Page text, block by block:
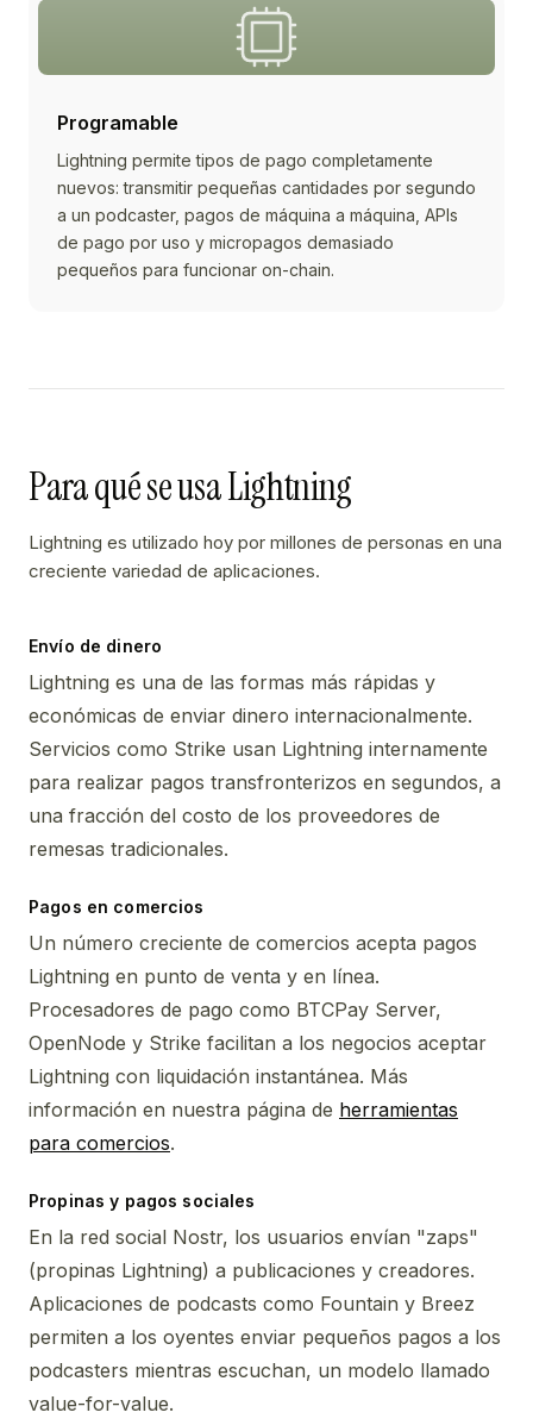
Programable
Lightning permite tipos de pago completamente
nuevos: transmitir pequeñas cantidades por segundo
a un podcaster, pagos de máquina a máquina, APIs
de pago por uso y micropagos demasiado
pequeños para funcionar on-chain.
Para qué se usa Lightning
Lightning es utilizado hoy por millones de personas en una
creciente variedad de aplicaciones.
Envío de dinero
Lightning es una de las formas más rápidas y
económicas de enviar dinero internacionalmente.
Servicios como Strike usan Lightning internamente
para realizar pagos transfronterizos en segundos, a
una fracción del costo de los proveedores de
remesas tradicionales.
Pagos en comercios
Un número creciente de comercios acepta pagos
Lightning en punto de venta y en línea.
Procesadores de pago como BTCPay Server,
OpenNode y Strike facilitan a los negocios aceptar
Lightning con liquidación instantánea. Más
información en nuestra página de herramientas
para comercios.
Propinas y pagos sociales
En la red social Nostr, los usuarios envían "zaps"
(propinas Lightning) a publicaciones y creadores.
Aplicaciones de podcasts como Fountain y Breez
permiten a los oyentes enviar pequeños pagos a los
podcasters mientras escuchan, un modelo llamado
value-for-value.